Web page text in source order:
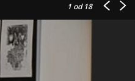
1od 18